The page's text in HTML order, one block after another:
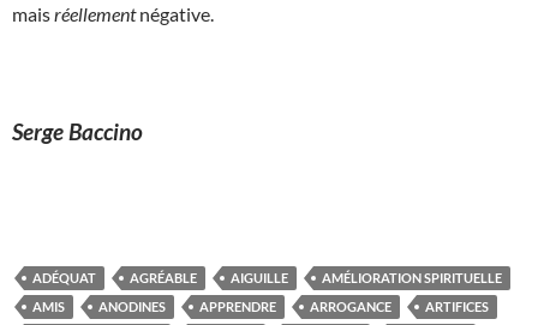
maisréellementnégative.
Serge Baccino
ADÉQUAT AGRÉABLE AIGUILLE
AMÉLIORATION SPIRITUELLE
AMIS
ANODINES APPRENDRE ARROGANCE
ARTIFICES